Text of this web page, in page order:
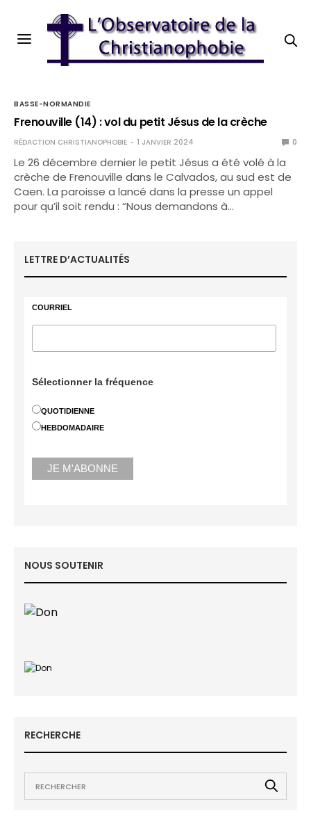
BASSE-NORMANDIE
Frenouville (14) : vol du petit Jésus de la crèche
RÉDACTION CHRISTIANOPHOBIE 1 JANVIER 2024 0
Le 26 décembre dernier le petit Jésus a été volé à la
crèche de Frenouville dans le Calvados, au sud est de
Caen. La paroisse a lancé dans la presse un appel
pour qu’il soit rendu : “Nous demandons à…
LETTRE D’ACTUALITÉS
COURRIEL
Sélectionner la fréquence
QUOTIDIENNE
HEBDOMADAIRE
NOUS SOUTENIR
RECHERCHE